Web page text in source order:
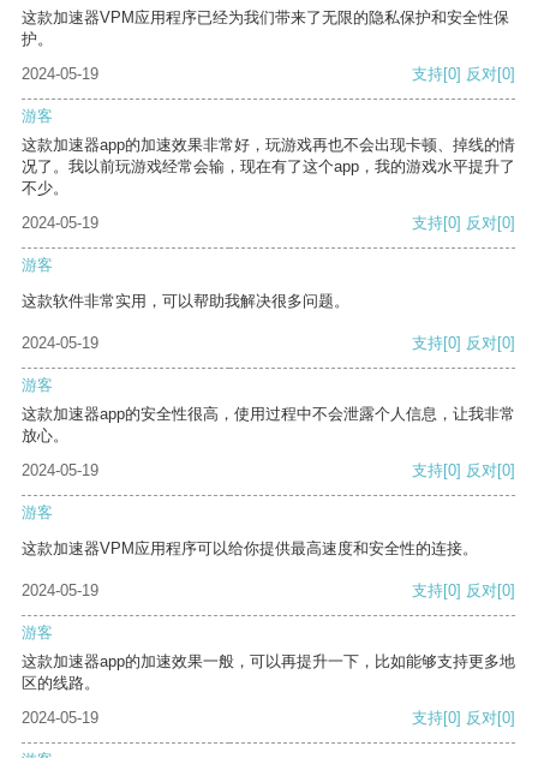
这款加速器VPM应用程序已经为我们带来了无限的隐私保护和安全性保
护。
2024-05-19
支持[0] 反对[0]
游客
这款加速器app的加速效果非常好，玩游戏再也不会出现卡顿、掉线的情
况了。我以前玩游戏经常会输，现在有了这个app，我的游戏水平提升了
不少。
2024-05-19
支持[0] 反对[0]
游客
这款软件非常实用，可以帮助我解决很多问题。
2024-05-19 支持[0] 反对[0]
游客
这款加速器app的安全性很高，使用过程中不会泄露个人信息，让我非常
放心。
2024-05-19
支持[0] 反对[0]
游客
这款加速器VPM应用程序可以给你提供最高速度和安全性的连接。
2024-05-19 支持[0] 反对[0]
游客
这款加速器app的加速效果一般，可以再提升一下，比如能够支持更多地
区的线路。
2024-05-19
支持[0] 反对[0]